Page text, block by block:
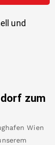
und
zum
Wien